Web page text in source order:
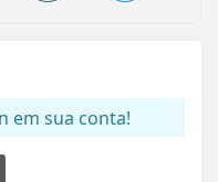
em sua conta!